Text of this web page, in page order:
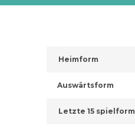
Heimform
Auswärtsform
Letzte 15 spielform